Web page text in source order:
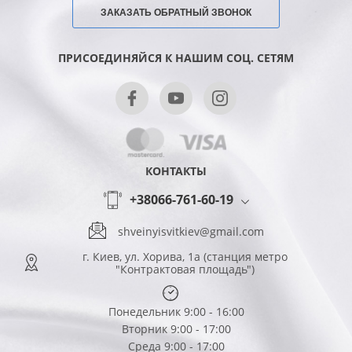
ЗАКАЗАТЬ ОБРАТНЫЙ ЗВОНОК
ПРИСОЕДИНЯЙСЯ К НАШИМ СОЦ. СЕТЯМ
КОНТАКТЫ
+38066-761-60-19
shveinyisvitkiev@gmail.com
г. Киев, ул. Хорива, 1а (станция метро
"Контрактовая площадь")
Понедельник 9:00 - 16:00
Вторник 9:00 - 17:00
Среда 9:00 - 17:00